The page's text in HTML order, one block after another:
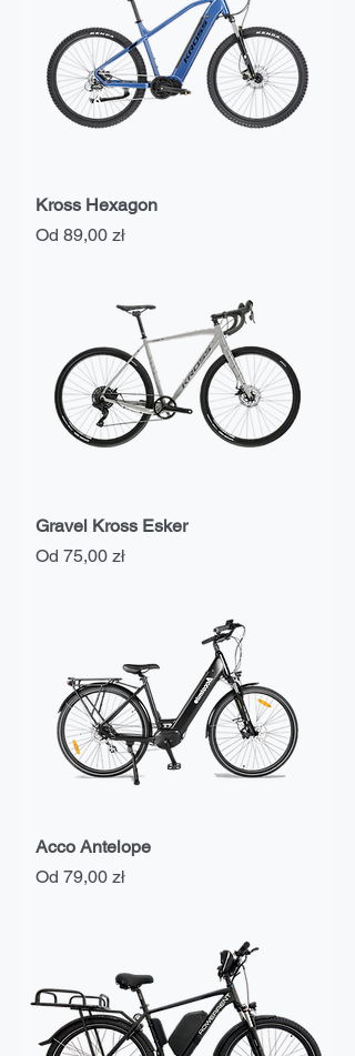
Kross Hexagon
Od 89,00 zł
Cena rabatowa
Gravel Kross Esker
Od 75,00 zł
Cena rabatowa
Acco Antelope
Od 79,00 zł
Cena rabatowa